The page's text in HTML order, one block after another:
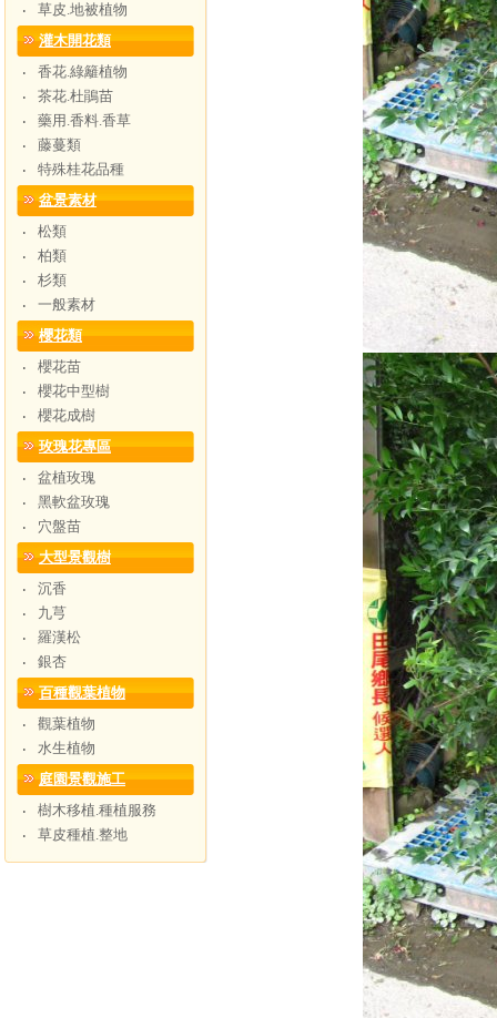
‧
草皮.地被植物
灌木開花類
‧
香花.綠籬植物
‧
茶花.杜鵑苗
‧
藥用.香料.香草
‧
藤蔓類
‧
特殊桂花品種
盆景素材
‧
松類
‧
柏類
‧
杉類
‧
一般素材
櫻花類
‧
櫻花苗
‧
櫻花中型樹
‧
櫻花成樹
玫瑰花專區
‧
盆植玫瑰
‧
黑軟盆玫瑰
‧
穴盤苗
大型景觀樹
‧
沉香
‧
九芎
‧
羅漢松
‧
銀杏
百種觀葉植物
‧
觀葉植物
‧
水生植物
庭園景觀施工
‧
樹木移植.種植服務
‧
草皮種植.整地